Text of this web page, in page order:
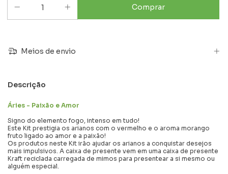
Meios de envio
Descrição
Áries - Paixão e Amor
Signo do elemento fogo, intenso em tudo!
Este Kit prestigia os arianos com o vermelho e o aroma morango
fruto ligado ao amor e a paixão!
Os produtos neste Kit irão ajudar os arianos a conquistar desejos
mais impulsivos. A caixa de presente vem em uma caixa de presente
Kraft reciclada carregada de mimos para presentear a si mesmo ou
alguém especial.